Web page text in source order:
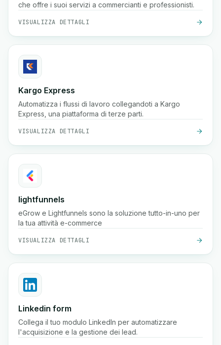
che offre i suoi servizi a commercianti e professionisti.
VISUALIZZA DETTAGLI
Kargo Express
Automatizza i flussi di lavoro collegandoti a Kargo
Express, una piattaforma di terze parti.
VISUALIZZA DETTAGLI
lightfunnels
eGrow e Lightfunnels sono la soluzione tutto-in-uno per
la tua attività e-commerce
VISUALIZZA DETTAGLI
Linkedin form
Collega il tuo modulo LinkedIn per automatizzare
l'acquisizione e la gestione dei lead.